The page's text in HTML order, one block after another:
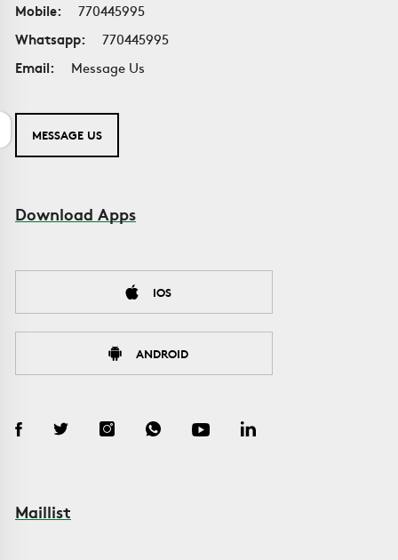
Mobile:
770445995
Whatsapp:
770445995
Email:
Message Us
MESSAGE US
Download Apps
IOS
ANDROID
Maillist